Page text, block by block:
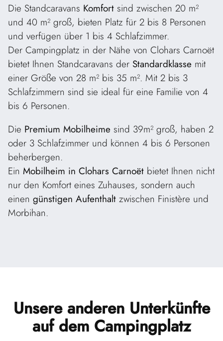
Die Standcaravans Komfort sind zwischen 20 m²
und 40 m² groß, bieten Platz für 2 bis 8 Personen
und verfügen über 1 bis 4 Schlafzimmer.
Der Campingplatz in der Nähe von Clohars Carnoët
bietet Ihnen Standcaravans der Standardklasse mit
einer Größe von 28 m² bis 35 m². Mit 2 bis 3
Schlafzimmern sind sie ideal für eine Familie von 4
bis 6 Personen.
Die Premium Mobilheime sind 39m² groß, haben 2
oder 3 Schlafzimmer und können 4 bis 6 Personen
beherbergen.
Ein Mobilheim in Clohars Carnoët bietet Ihnen nicht
nur den Komfort eines Zuhauses, sondern auch
einen günstigen Aufenthalt zwischen Finistère und
Morbihan.
Unsere anderen Unterkünfte
auf dem Campingplatz